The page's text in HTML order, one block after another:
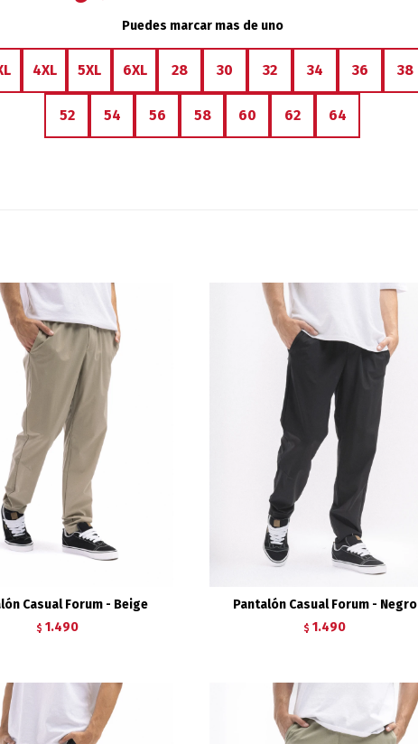
Puedes marcar mas de uno
4XL 5XL 6XL 28 30 32 34 36 38
52 54 56 58 60 62 64
Casual Forum - Beige
$ 1.490
Pantalón Casual Forum - Negro
$ 1.490